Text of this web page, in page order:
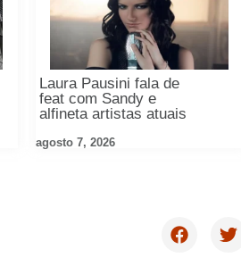
Laura Pausini fala de
feat com Sandy e
alfineta artistas atuais
agosto 7, 2026